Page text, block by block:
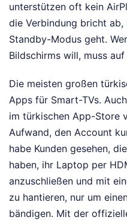
unterstützen oft kein
die Verbindung bricht
Standby-Modus geht.
Bildschirms will, muss
Die meisten großen
Apps für Smart-TVs.
im türkischen App-Store
Aufwand, den Account
habe Kunden gesehen,
haben, ihr Laptop per
anzuschließen und mit
zu hantieren, nur um
bändigen. Mit der